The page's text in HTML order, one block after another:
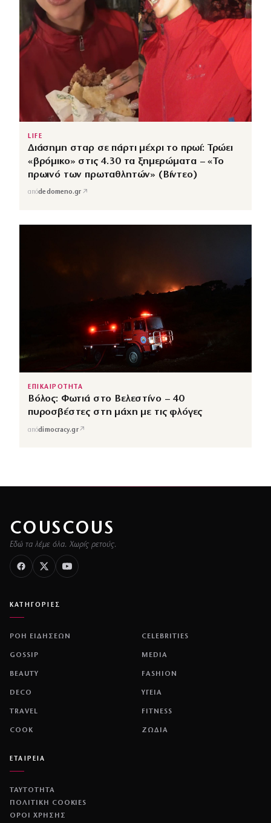
LIFE
Διάσημη σταρ σε πάρτι μέχρι το πρωί: Τρώει
«βρόμικο» στις 4.30 τα ξημερώματα – «Το
πρωινό των πρωταθλητών» (Βίντεο)
απόdedomeno.gr ↗
ΕΠΙΚΑΙΡΟΤΗΤΑ
Βόλος: Φωτιά στο Βελεστίνο – 40
πυροσβέστες στη μάχη με τις φλόγες
απόdimocracy.gr↗
COUSCOUS
Εδώ τα λέμε όλα. Χωρίς ρετούς.
ΚΑΤΗΓΟΡΙΕΣ
ΡΟΗ ΕΙΔΗΣΕΩΝ CELEBRITIES
GOSSIP MEDIA
BEAUTY FASHION
DECO ΥΓΕΙΑ
TRAVEL FITNESS
COOK ΖΩΔΙΑ
ΕΤΑΙΡΕΙΑ
ΤΑΥΤΟΤΗΤΑ
ΠΟΛΙΤΙΚΉ COOKIES
ΌΡΟΙ ΧΡΉΣΗΣ